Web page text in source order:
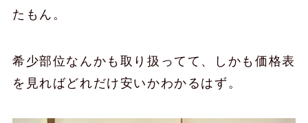
たもん。
希少部位なんかも取り扱ってて、しかも価格表
を見ればどれだけ安いかわかるはず。